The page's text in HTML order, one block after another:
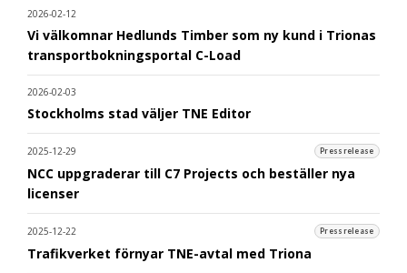
2026-02-12
Vi välkomnar Hedlunds Timber som ny kund i Trionas
transportbokningsportal C-Load
2026-02-03
Stockholms stad väljer TNE Editor
2025-12-29 Pressrelease
NCC uppgraderar till C7 Projects och beställer nya
licenser
2025-12-22 Pressrelease
Trafikverket förnyar TNE-avtal med Triona